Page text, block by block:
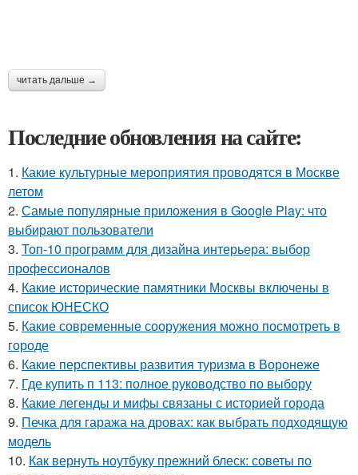
читать дальше →
Последние обновления на сайте:
1. Какие культурные мероприятия проводятся в Москве
летом
2. Самые популярные приложения в Google Play: что
выбирают пользователи
3. Топ-10 программ для дизайна интерьера: выбор
профессионалов
4. Какие исторические памятники Москвы включены в
список ЮНЕСКО
5. Какие современные сооружения можно посмотреть в
городе
6. Какие перспективы развития туризма в Воронеже
7. Где купить п 113: полное руководство по выбору
8. Какие легенды и мифы связаны с историей города
9. Печка для гаража на дровах: как выбрать подходящую
модель
10. Как вернуть ноутбуку прежний блеск: советы по